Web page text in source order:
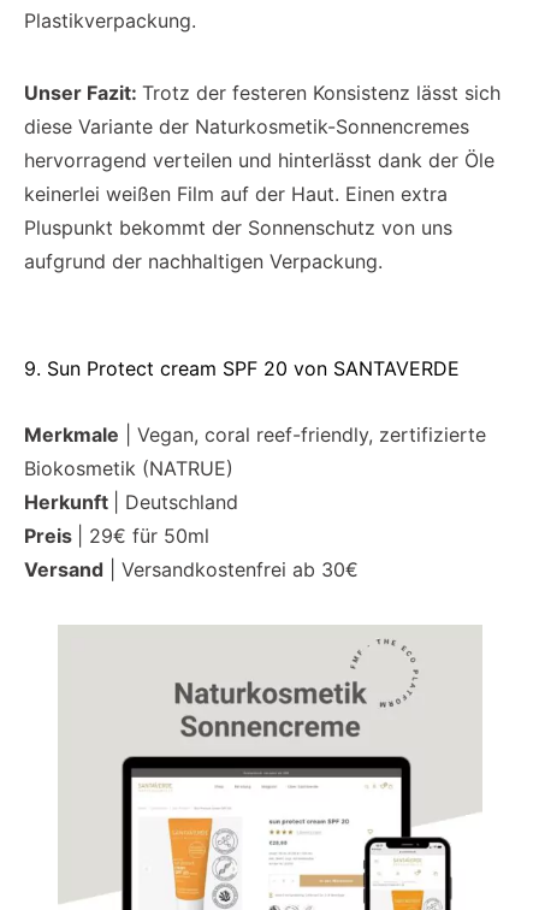
Plastikverpackung.
Unser Fazit: Trotz der festeren Konsistenz lässt sich
diese Variante der Naturkosmetik-Sonnencremes
hervorragend verteilen und hinterlässt dank der Öle
keinerlei weißen Film auf der Haut. Einen extra
Pluspunkt bekommt der Sonnenschutz von uns
aufgrund der nachhaltigen Verpackung.
9. Sun Protect cream SPF 20 von SANTAVERDE
Merkmale | Vegan, coral reef-friendly, zertifizierte
Biokosmetik (NATRUE)
Herkunft
| Deutschland
Preis
| 29€ für 50ml
Versand | Versandkostenfrei ab 30€